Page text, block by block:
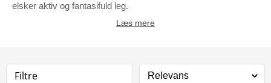
elsker aktiv og fantasifuld leg.
Læs mere
Filtre